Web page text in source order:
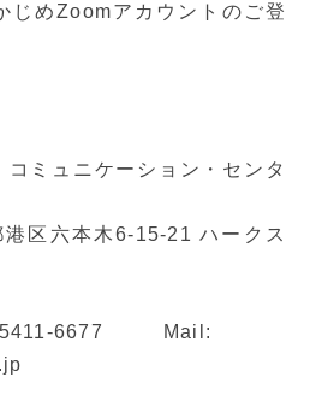
めZoomアカウントのご登
コミュニケーション・センタ
区六本木6-15-21 ハークス
6677 Mail: